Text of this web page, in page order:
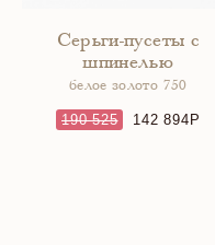
Серьги-пусеты с
шпинелью
белое золото 750
190 525 142 894